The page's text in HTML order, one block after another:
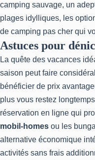
camping sauvage, un
plages idylliques, les
de camping pas cher qui
Astuces pour
La quête des vacances
saison peut faire
bénéficier de prix
plus vous restez
réservation en ligne qui
mobil-homes ou les
alternative économique
activités sans frais